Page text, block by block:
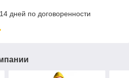
дней по договоренности